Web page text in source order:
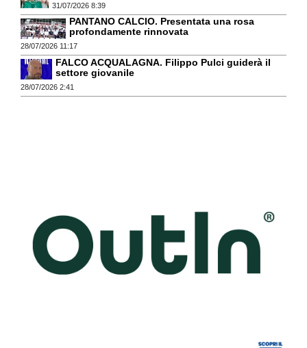
31/07/2026 8:39
PANTANO CALCIO. Presentata una rosa
profondamente rinnovata
28/07/2026 11:17
FALCO ACQUALAGNA. Filippo Pulci guiderà il
settore giovanile
28/07/2026 2:41